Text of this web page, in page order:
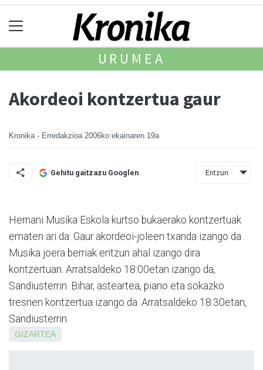
URUMEA
Akordeoi kontzertua gaur
Kronika - Erredakzioa 2006ko ekainaren 19a
Gehitu gaitzazu Googlen Entzun
Hernani Musika Eskola kurtso bukaerako kontzertuak
ematen ari da. Gaur akordeoi-joleen txanda izango da.
Musika joera berriak entzun ahal izango dira
kontzertuan. Arratsaldeko 18:00etan izango da,
Sandiusterrin. Bihar, asteartea, piano eta sokazko
tresnen kontzertua izango da. Arratsaldeko 18:30etan,
Sandiusterrin.
GIZARTEA